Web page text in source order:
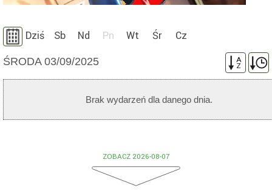
Dziś Sb Nd Pn Wt Śr Cz
ŚRODA 03/09/2025 A
Z
Brak wydarzeń dla danego dnia.
ZOBACZ 2026-08-07